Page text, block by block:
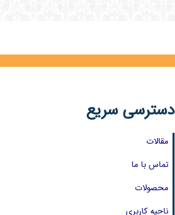
دسترسی سریع
مقالات
تماس با ما
محصولات
ناحیه کاربری